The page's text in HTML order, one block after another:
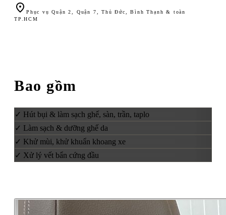
 Phục vụ Quận 2, Quận 7, Thủ Đức, Bình Thạnh & toàn
TP.HCM
Bao gồm
✓ Hút bụi & làm sạch ghế, sàn, trần, taplo
✓ Làm sạch & dưỡng ghế da
✓ Khử mùi, khử khuẩn khoang xe
✓ Xử lý vết bẩn cứng đầu